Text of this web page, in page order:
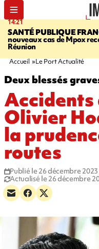
14:21
SANTÉ PUBLIQUE
nouveaux cas de Mpox
Réunion
Accueil Le Port Actualité
Deux blessés
Accidents
Olivier
la
routes
Publié le 26 décembre
Actualisé le 26 décembre